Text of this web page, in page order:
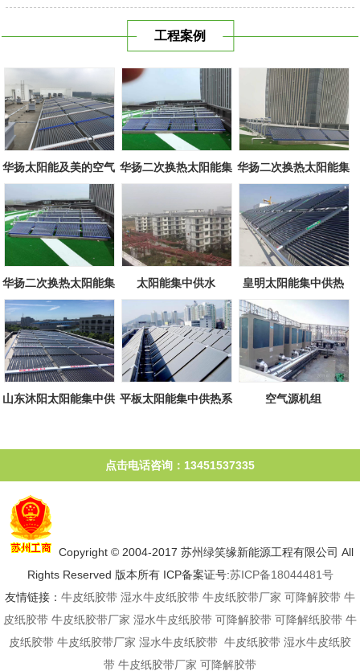
工程案例
华扬太阳能及美的空气 华扬二次换热太阳能集 华扬二次换热太阳能集
中系统
华扬二次换热太阳能集
中系统
太阳能集中供水 皇明太阳能集中供热
山东沐阳太阳能集中供 平板太阳能集中供热系
空气源机组
点击电话咨询：13451537335
Copyright © 2004-2017 苏州绿笑缘新能源工程有限公司 All
Rights Reserved 版本所有 ICP备案证号:苏ICP备18044481号
友情链接： 牛皮纸胶带 湿水牛皮纸胶带 牛皮纸胶带厂家 可降解胶带 牛
皮纸胶带 牛皮纸胶带厂家 湿水牛皮纸胶带 可降解胶带 可降解纸胶带 牛
皮纸胶带 牛皮纸胶带厂家 湿水牛皮纸胶带 牛皮纸胶带 湿水牛皮纸胶
带 牛皮纸胶带厂家 可降解胶带